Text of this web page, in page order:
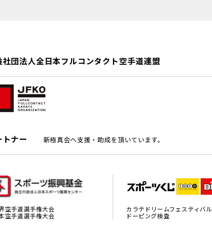
社団法人全日本フルコンタクト空手道連盟
トナー 新極真会へ支援・助成を頂いています。
空手道選手権大会
空手道選手権大会
カラテドリームフェスティバル
ドーピング検査